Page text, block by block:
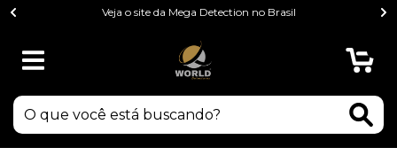
Veja o site da Mega Detection no Brasil